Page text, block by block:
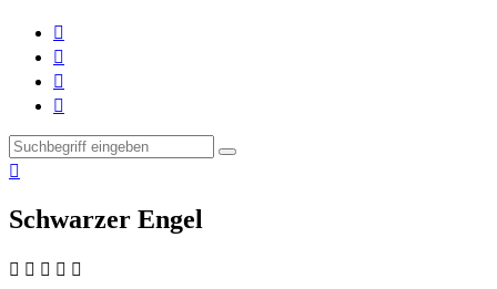





Schwarzer Engel
    